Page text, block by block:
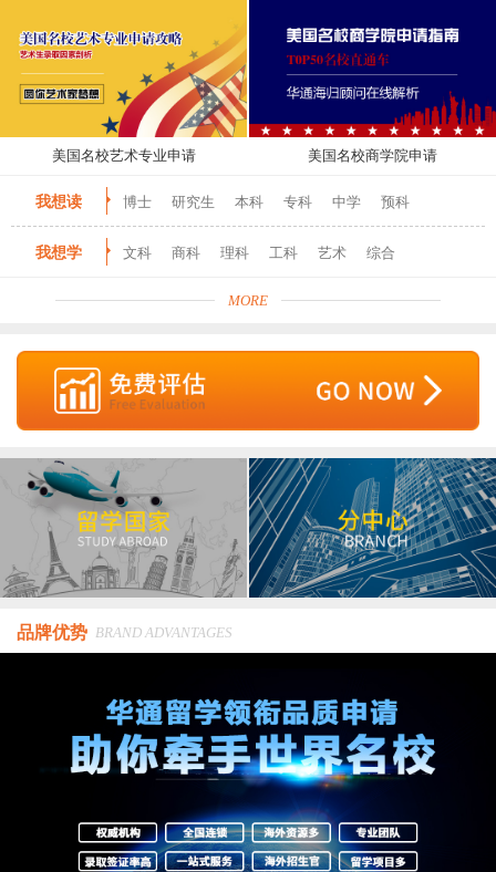
美国名校艺术专业申请 美国名校商学院申请
我想读 博士 研究生 本科 专科 中学 预科
我想学 文科 商科 理科 工科 艺术 综合
MORE
品牌优势 BRAND ADVANTAGES